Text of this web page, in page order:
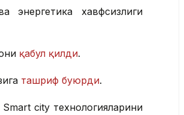
энергетика хавфсизлиги
қабул қилди.
ташриф буюрди.
city технологияларини